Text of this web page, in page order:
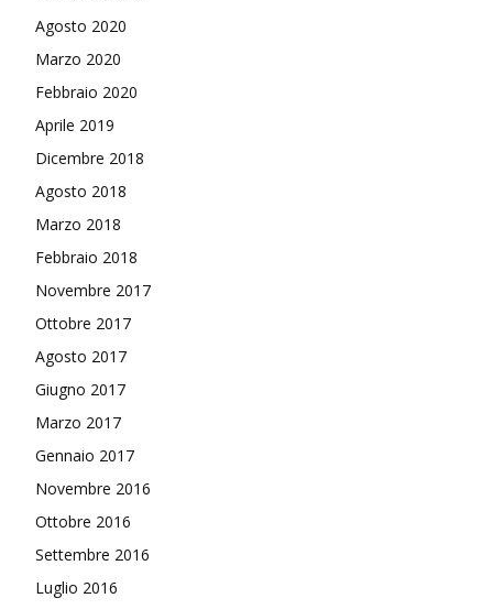
Agosto 2020
Marzo 2020
Febbraio 2020
Aprile 2019
Dicembre 2018
Agosto 2018
Marzo 2018
Febbraio 2018
Novembre 2017
Ottobre 2017
Agosto 2017
Giugno 2017
Marzo 2017
Gennaio 2017
Novembre 2016
Ottobre 2016
Settembre 2016
Luglio 2016